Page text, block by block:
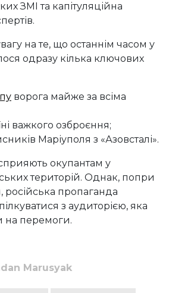
ЗМІ та капітуляційна
на те, що останнім часом у
одразу кілька ключових
ворога майже за всіма
важкого озброєння;
Маріуполя з «Азовсталі».
окупантам у
територій. Однак, попри
російська пропаганда
з аудиторією, яка
на перемоги.
Marusyak